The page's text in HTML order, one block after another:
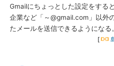
Gmailにちょっとした設定をする
企業など「～@gmail.com」以外
たメールを送信できるようになる
[